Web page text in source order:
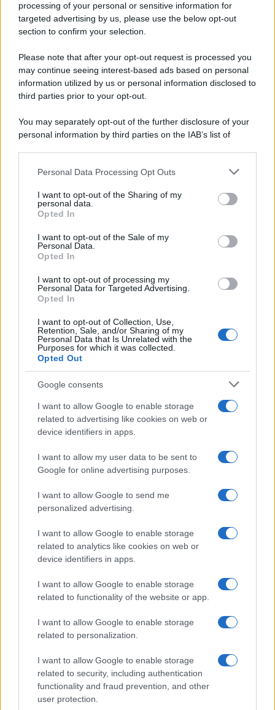
processing of your personal or sensitive information for
targeted advertising by us, please use the below opt-out
section to confirm your selection.
Please note that after your opt-out request is processed you
may continue seeing interest-based ads based on personal
information utilized by us or personal information disclosed to
third parties prior to your opt-out.
You may separately opt-out of the further disclosure of your
personal information by third parties on the IAB’s list of
This information may also be disclosed by us to third parties
disclose it to other third parties.
Please note that this website/app uses one or more Google
services and may gather and store information including but
not limited to your visit or usage behaviour. You may click to
grant or deny consent to Google and its third-party tags to
consent section.
Personal Data Processing Opt Outs
I want to opt-out of the Sharing of my
personal data.
Opted In
I want to opt-out of the Sale of my
Personal Data.
Opted In
I want to opt-out of processing my
Personal Data for Targeted Advertising.
Opted In
I want to opt-out of Collection, Use,
Retention, Sale, and/or Sharing of my
Personal Data that Is Unrelated with the
Purposes for which it was collected.
Opted Out
Google consents
I want to allow Google to enable storage
related to advertising like cookies on web or
device identifiers in apps.
I want to allow my user data to be sent to
Google for online advertising purposes.
I want to allow Google to send me
personalized advertising.
I want to allow Google to enable storage
related to analytics like cookies on web or
device identifiers in apps.
I want to allow Google to enable storage
related to functionality of the website or app.
I want to allow Google to enable storage
related to personalization.
I want to allow Google to enable storage
related to security, including authentication
functionality and fraud prevention, and other
user protection.
Piantedosi a Sorrento, Rastrelli: importante
occasione di confronto, avanti così
CHI SIAMO CONTATTI PUBBLICITÀ LAVORA CON NOI
OTTO CHANNEL